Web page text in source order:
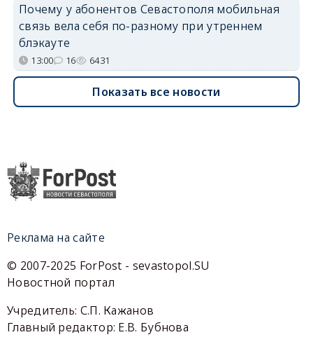
Почему у абонентов Севастополя мобильная
связь вела себя по-разному при утреннем
блэкауте
13:00 16 6431
Показать все новости
Реклама на сайте
© 2007-2025 ForPost - sevastopol.SU
Новостной портал
Учредитель: С.П. Кажанов
Главный редактор: Е.В. Бубнова